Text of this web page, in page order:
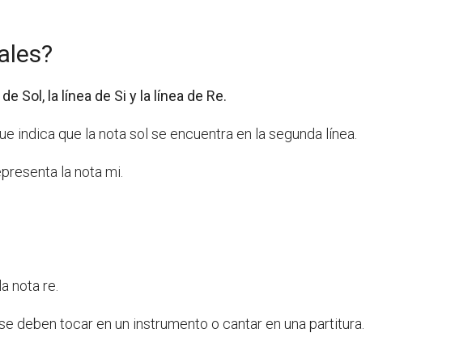
Sol, la línea de Si y la línea de Re.
indica que la nota sol se encuentra en la segunda línea.
la nota mi.
nota re.
deben tocar en un instrumento o cantar en una partitura.